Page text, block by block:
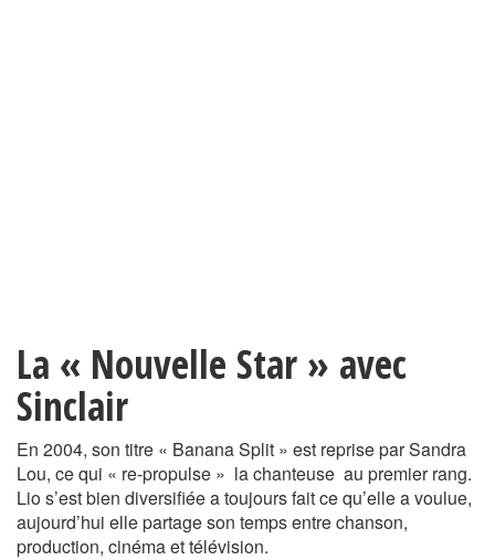
La « Nouvelle Star » avec
Sinclair
En 2004, son titre « Banana Split » est reprise par Sandra
Lou, ce qui « re-propulse » la chanteuse au premier rang.
Lio s’est bien diversifiée a toujours fait ce qu’elle a voulue,
aujourd’hui elle partage son temps entre chanson,
production, cinéma et télévision.